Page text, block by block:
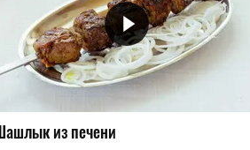
из печени